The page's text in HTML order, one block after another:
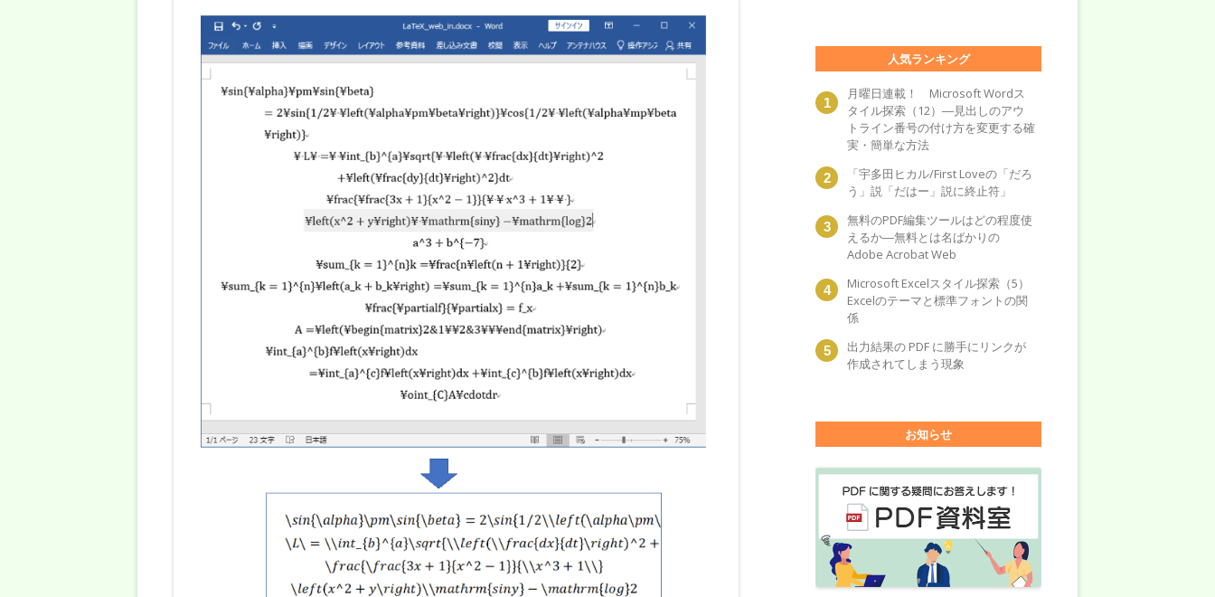
人気ランキング
月曜日連載！ Microsoft Wordス
タイル探索（12）―見出しのアウ
トライン番号の付け方を変更する確
実・簡単な方法
「宇多田ヒカル/First Loveの「だろ
う」説「だはー」説に終止符」
無料のPDF編集ツールはどの程度使
えるか―無料とは名ばかりの
Adobe Acrobat Web
Microsoft Excelスタイル探索（5）
Excelのテーマと標準フォントの関
係
出力結果の PDF に勝手にリンクが
作成されてしまう現象
お知らせ